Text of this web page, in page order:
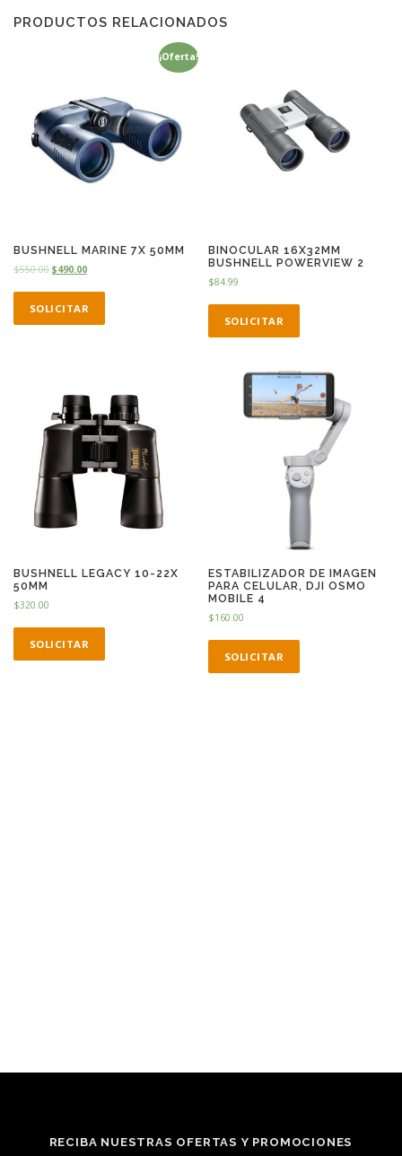
PRODUCTOS RELACIONADOS
¡Oferta!
BUSHNELL MARINE 7X 50MM
$550.00 $490.00
SOLICITAR
BINOCULAR 16X32MM
BUSHNELL POWERVIEW 2
$84.99
SOLICITAR
BUSHNELL LEGACY 10-22X
50MM
$320.00
SOLICITAR
ESTABILIZADOR DE IMAGEN
PARA CELULAR, DJI OSMO
MOBILE 4
$160.00
SOLICITAR
RECIBA NUESTRAS OFERTAS Y PROMOCIONES